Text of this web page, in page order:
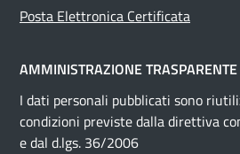
Posta Elettronica Certificata
AMMINISTRAZIONE TRASPARENTE
I dati personali pubblicati sono
condizioni previste dalla direttiva
e dal d.lgs. 36/2006